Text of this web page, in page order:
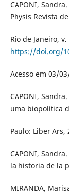
CAPONI,
Physis Revista
Rio de Janeiro,
https://doi.org/
Acesso em 03/
CAPONI,
uma biopolítica
Paulo: Liber Ars,
CAPONI,
la historia de la
MIRANDA,